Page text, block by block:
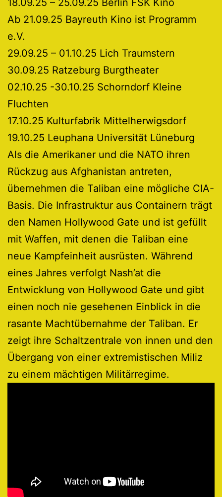
Ab 21.09.25 Bayreuth Kino ist Programm
e.V.
29.09.25 – 01.10.25 Lich Traumstern
30.09.25 Ratzeburg Burgtheater
02.10.25 -30.10.25 Schorndorf Kleine
Fluchten
17.10.25 Kulturfabrik Mittelherwigsdorf
19.10.25 Leuphana Universität Lüneburg
Als die Amerikaner und die NATO ihren
Rückzug aus Afghanistan antreten,
übernehmen die Taliban eine mögliche CIA-
Basis. Die Infrastruktur aus Containern trägt
den Namen Hollywood Gate und ist gefüllt
mit Waffen, mit denen die Taliban eine
neue Kampfeinheit ausrüsten. Während
eines Jahres verfolgt Nash’at die
Entwicklung von Hollywood Gate und gibt
einen noch nie gesehenen Einblick in die
rasante Machtübernahme der Taliban. Er
zeigt ihre Schaltzentrale von innen und den
Übergang von einer extremistischen Miliz
zu einem mächtigen Militärregime.